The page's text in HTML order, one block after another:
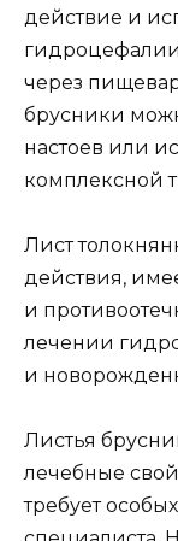
действие и
через
брусники
настоев или
комплексной
Лист
действия,
и
лечении
и
Листья
лечебные
требует